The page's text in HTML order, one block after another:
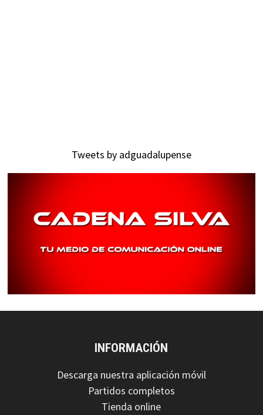
Tweets by adguadalupense
INFORMACIÓN
Descarga nuestra aplicación móvil
Partidos completos
Tienda online